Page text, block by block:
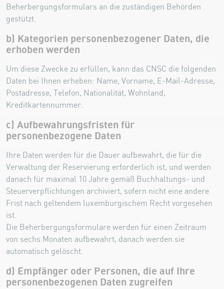
Beherbergungsformulars an die zuständigen Behörden
gestützt.
b) Kategorien personenbezogener Daten, die
erhoben werden
Um diese Zwecke zu erfüllen, kann das CNSC die folgenden
Daten bei Ihnen erheben: Name, Vorname, E-Mail-Adresse,
Postadresse, Telefon, Nationalität, Wohnland,
Kreditkartennummer.
c) Aufbewahrungsfristen für
personenbezogene Daten
Ihre Daten werden für die Dauer aufbewahrt, die für die
Verwaltung der Reservierung erforderlich ist, und werden
danach für maximal 10 Jahre gemäß Buchhaltungs- und
Steuerverpflichtungen archiviert, sofern nicht eine andere
Frist nach geltendem luxemburgischem Recht vorgesehen
ist.
Die Beherbergungsformulare werden für einen Zeitraum
von sechs Monaten aufbewahrt, danach werden sie
automatisch gelöscht.
d) Empfänger oder Personen, die auf Ihre
personenbezogenen Daten zugreifen